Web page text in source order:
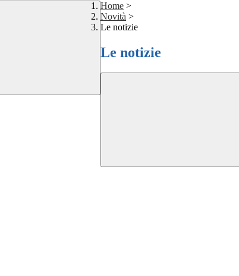
Home >
Novità >
Le notizie
Le notizie